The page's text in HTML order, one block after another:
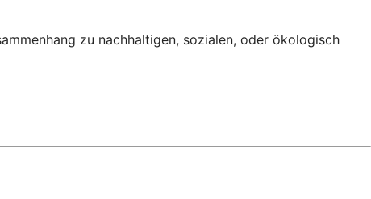
zu nachhaltigen, sozialen, oder ökologisch